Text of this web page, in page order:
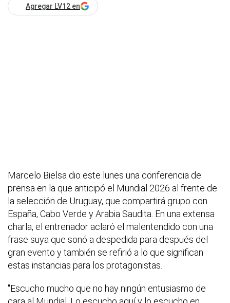
Agregar LV12 en
Marcelo Bielsa dio este lunes una conferencia de
prensa en la que anticipó el Mundial 2026 al frente de
la selección de Uruguay, que compartirá grupo con
España, Cabo Verde y Arabia Saudita. En una extensa
charla, el entrenador aclaró el malentendido con una
frase suya que sonó a despedida para después del
gran evento y también se refirió a lo que significan
estas instancias para los protagonistas.
"Escucho mucho que no hay ningún entusiasmo de